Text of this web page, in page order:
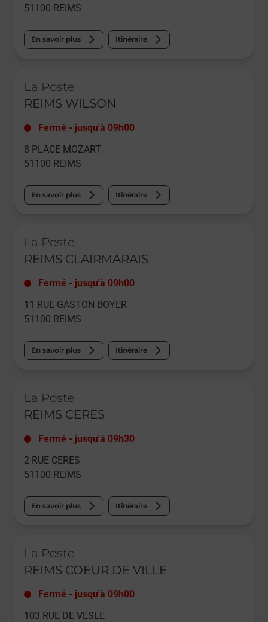
51100 REIMS
En savoir plus Itinéraire
La Poste
REIMS WILSON
Fermé - jusqu'à 09h00
8 PLACE MOZART
51100 REIMS
En savoir plus Itinéraire
La Poste
REIMS CLAIRMARAIS
Fermé - jusqu'à 09h00
11 RUE GASTON BOYER
51100 REIMS
En savoir plus Itinéraire
La Poste
REIMS CERES
Fermé - jusqu'à 09h30
2 RUE CERES
51100 REIMS
En savoir plus Itinéraire
La Poste
REIMS COEUR DE VILLE
Fermé - jusqu'à 09h00
103 RUE DE VESLE